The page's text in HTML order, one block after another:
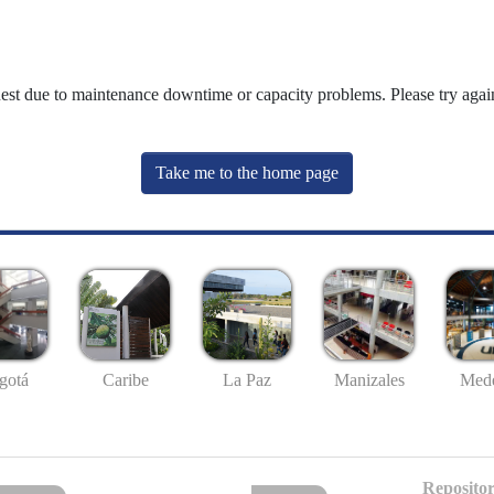
due to maintenance downtime or capacity problems. Please try
Take me to the home page
Caribe La Paz Manizales